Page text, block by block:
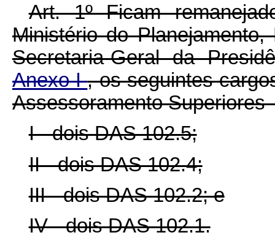
Art. 1º Ficam
Ministério do
Secretaria-Geral da
Anexo I, os seguintes
Assessoramento Superiores
I - dois DAS 102.5;
II - dois DAS 102.4;
III - dois DAS 102.2; e
IV - dois DAS 102.1.